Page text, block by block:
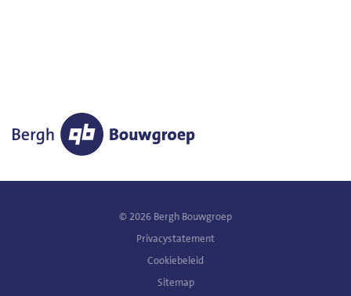
© 2026 Bergh Bouwgroep
Privacystatement
Cookiebeleid
Sitemap